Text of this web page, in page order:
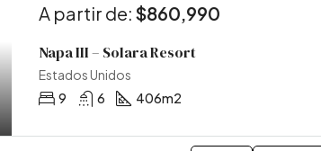
A partir de: $860,990
Napa III – Solara Resort
Estados Unidos
9
6 406m2